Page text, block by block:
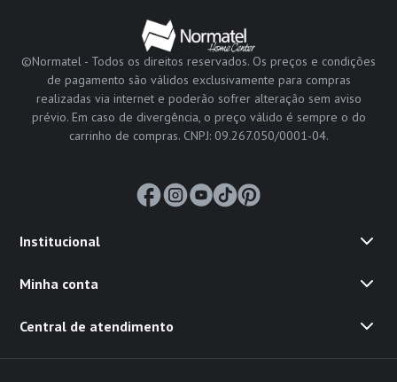
©Normatel - Todos os direitos reservados. Os preços e condições
de pagamento são válidos exclusivamente para compras
realizadas via internet e poderão sofrer alteração sem aviso
prévio. Em caso de divergência, o preço válido é sempre o do
carrinho de compras. CNPJ: 09.267.050/0001-04.
Institucional
Minha conta
Central de atendimento